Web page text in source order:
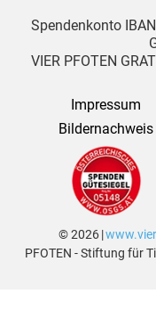
Spendenkonto
VIER PFOTEN
Impressum
Bildernachweis
© 2026 |
PFOTEN - Stiftung für